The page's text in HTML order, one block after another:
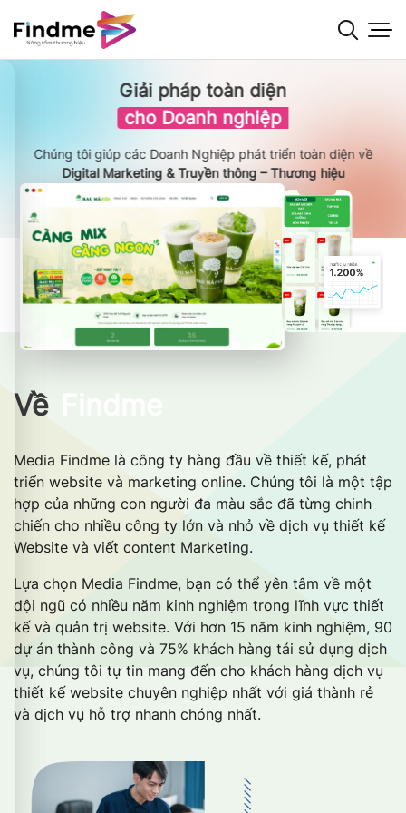
qua
nội
Giải pháp toàn diện
cho Doanh nghiệp
Chúng tôi giúp các Doanh Nghiệp phát triển toàn diện về
Digital Marketing & Truyền thông – Thương hiệu
Về
Media Findme là công ty hàng đầu về thiết kế, phát
triển website và marketing online. Chúng tôi là một tập
hợp của những con người đa màu sắc đã từng chinh
chiến cho nhiều công ty lớn và nhỏ về dịch vụ thiết kế
Website và viết content Marketing.
Lựa chọn Media Findme, bạn có thể yên tâm về một
đội ngũ có nhiều năm kinh nghiệm trong lĩnh vực thiết
kế và quản trị website. Với hơn 15 năm kinh nghiệm, 90
dự án thành công và 75% khách hàng tái sử dụng dịch
vụ, chúng tôi tự tin mang đến cho khách hàng dịch vụ
thiết kế website chuyên nghiệp nhất với giá thành rẻ
và dịch vụ hỗ trợ nhanh chóng nhất.